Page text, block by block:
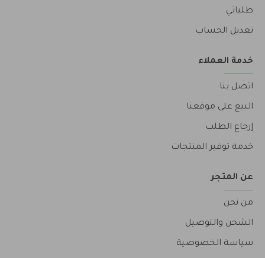
طلباتي
تعديل الحساب
خدمة العملاء
اتصل بنا
البيع على موقعنا
إرجاع الطلب
خدمة توفير المنتجات
عن المتجر
من نحن
الشحن والتوصيل
سياسة الخصوصية